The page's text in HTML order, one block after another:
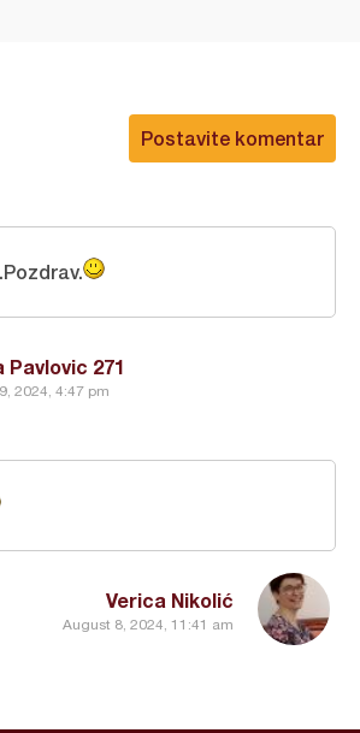
Postavite komentar
Pavlovic 271
2024, 4:47 pm
Verica Nikolić
August 8, 2024, 11:41 am